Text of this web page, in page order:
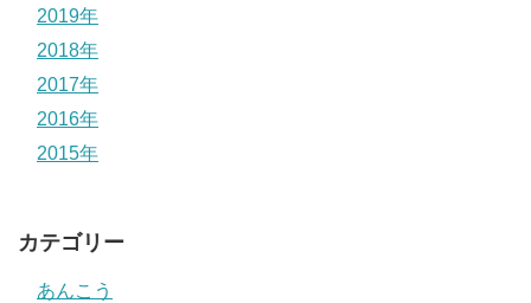
2019年
2018年
2017年
2016年
2015年
カテゴリー
あんこう